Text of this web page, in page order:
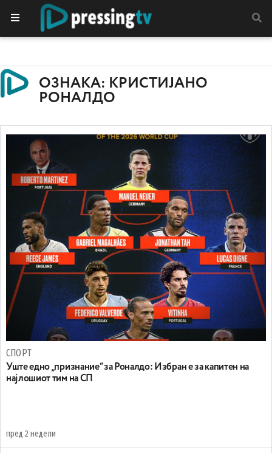
ОЗНАКА: КРИСТИЈАНО
РОНАЛДО
СПОРТ
Уште едно „признание“ за Роналдо: Избран е за капитен на
најлошиот тим на СП
пред 2 недели